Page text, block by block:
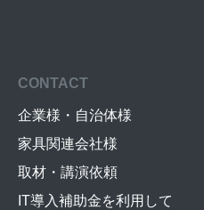
CONTACT
企業様・自治体様
家具関連会社様
取材・講演依頼
IT導入補助金を利用して